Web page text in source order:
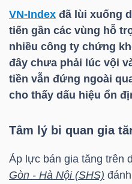
VN-Index đã lùi xuống
tiến gần các vùng hỗ
nhiều công ty chứng
đây chưa phải lúc vội
tiền vẫn đứng ngoài
cho thấy dấu hiệu ổn
Tâm lý bi quan gia
Áp lực bán gia tăng trên
Gòn - Hà Nội (SHS)
DOANH
NGHIỆP
TÀI